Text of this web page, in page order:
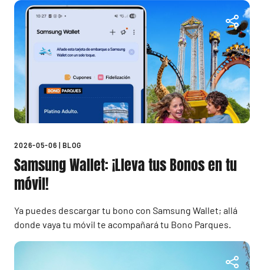
2026-05-06 | BLOG
Samsung Wallet: ¡Lleva tus Bonos en tu
móvil!
Ya puedes descargar tu bono con Samsung Wallet; allá
donde vaya tu móvil te acompañará tu Bono Parques.